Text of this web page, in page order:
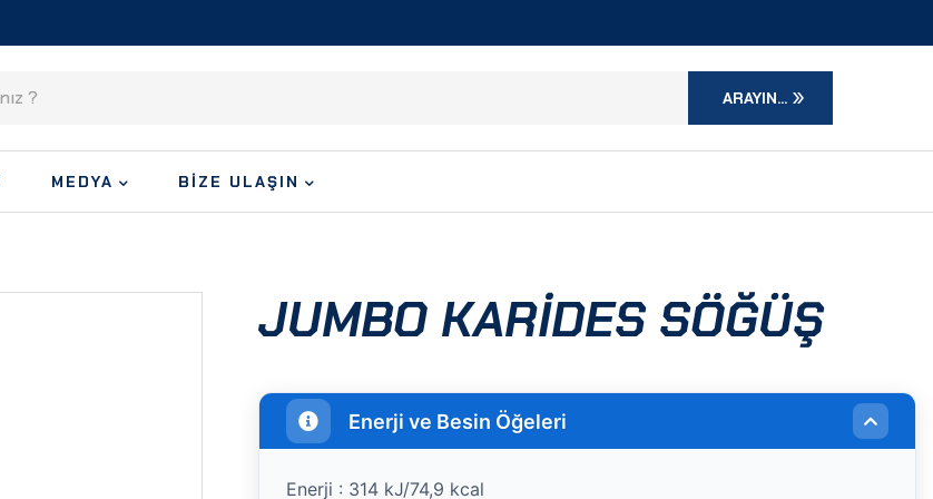
ARAYIN...
MEDYA BIZE ULAŞIN
JUMBO KARIDES SÖĞÜŞ
Enerji ve Besin Öğeleri
Enerji : 314 kJ/74,9 kcal